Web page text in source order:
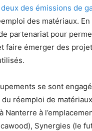
des émissions de
des matériaux.
partenariat pour
faire émerger des
se sont
réemploi de
Nanterre à
Synergies (le